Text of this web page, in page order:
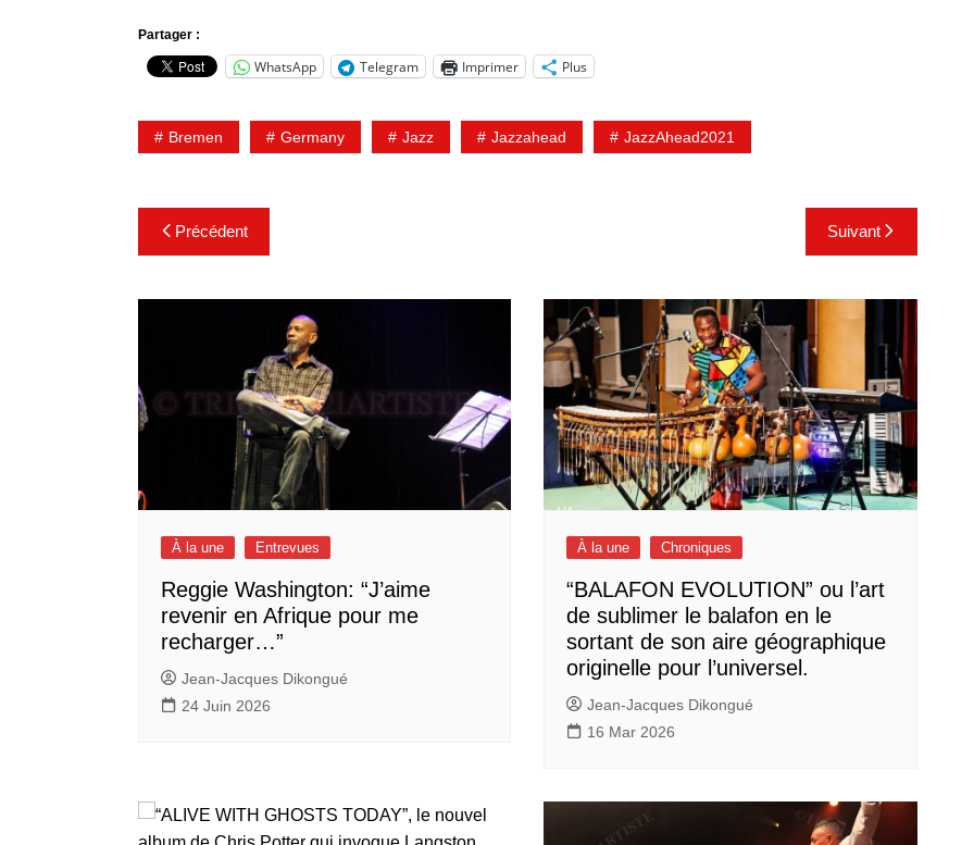
Partager :
WhatsApp Telegram Imprimer Plus
Bremen Germany Jazz Jazzahead JazzAhead2021
Navigation
de
l’article
Précédent Suivant
À la une Entrevues
Reggie Washington: “J’aime
revenir en Afrique pour me
recharger…”
Jean-Jacques Dikongué
24 Juin 2026
À la une Chroniques
“BALAFON EVOLUTION” ou l’art
de sublimer le balafon en le
sortant de son aire géographique
originelle pour l’universel.
Jean-Jacques Dikongué
16 Mar 2026